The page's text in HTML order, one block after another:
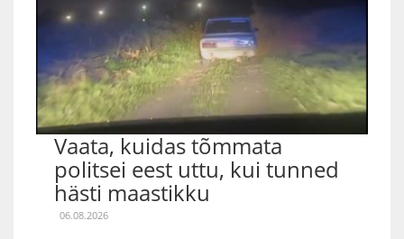
Vaata, kuidas tõmmata
politsei eest uttu, kui tunned
hästi maastikku
06.08.2026